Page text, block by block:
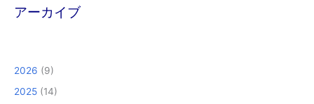
アーカイブ
2026 (9)
2025 (14)